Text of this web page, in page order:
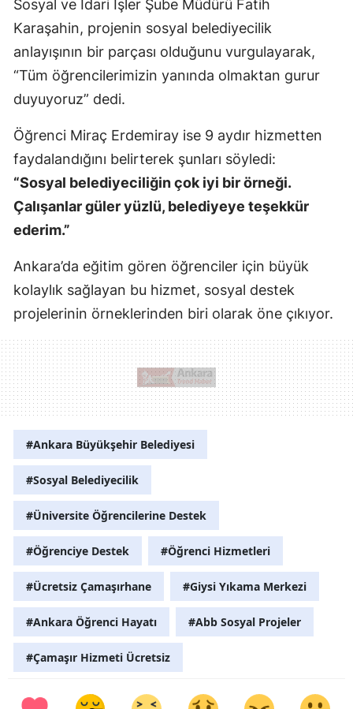
Sosyal ve İdari İşler Şube Müdürü Fatih
Karaşahin, projenin sosyal belediyecilik
anlayışının bir parçası olduğunu vurgulayarak,
“Tüm öğrencilerimizin yanında olmaktan gurur
duyuyoruz” dedi.
Öğrenci Miraç Erdemiray ise 9 aydır hizmetten
faydalandığını belirterek şunları söyledi:
“Sosyal belediyeciliğin çok iyi bir örneği.
Çalışanlar güler yüzlü, belediyeye teşekkür
ederim.”
Ankara’da eğitim gören öğrenciler için büyük
kolaylık sağlayan bu hizmet, sosyal destek
projelerinin örneklerinden biri olarak öne çıkıyor.
#Ankara Büyükşehir Belediyesi
#Sosyal Belediyecilik
#Üniversite Öğrencilerine Destek
#Öğrenciye Destek #Öğrenci Hizmetleri
#Ücretsiz Çamaşırhane #Giysi Yıkama Merkezi
#Ankara Öğrenci Hayatı #Abb Sosyal Projeler
#Çamaşır Hizmeti Ücretsiz